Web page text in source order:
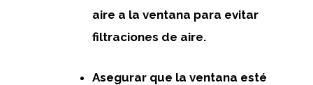
aire a la ventana para evitar
filtraciones de aire.
Asegurar que la ventana esté